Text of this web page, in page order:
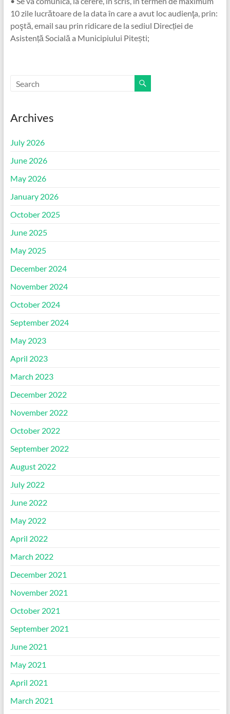
10 zile lucrătoare de la data în care a avut loc audienţa, prin:
poştă, email sau prin ridicare de la sediul Direcției de
Asistență Socială a Municipiului Pitești;
Archives
July 2026
June 2026
May 2026
January 2026
October 2025
June 2025
May 2025
December 2024
November 2024
October 2024
September 2024
May 2023
April 2023
March 2023
December 2022
November 2022
October 2022
September 2022
August 2022
July 2022
June 2022
May 2022
April 2022
March 2022
December 2021
November 2021
October 2021
September 2021
June 2021
May 2021
April 2021
March 2021